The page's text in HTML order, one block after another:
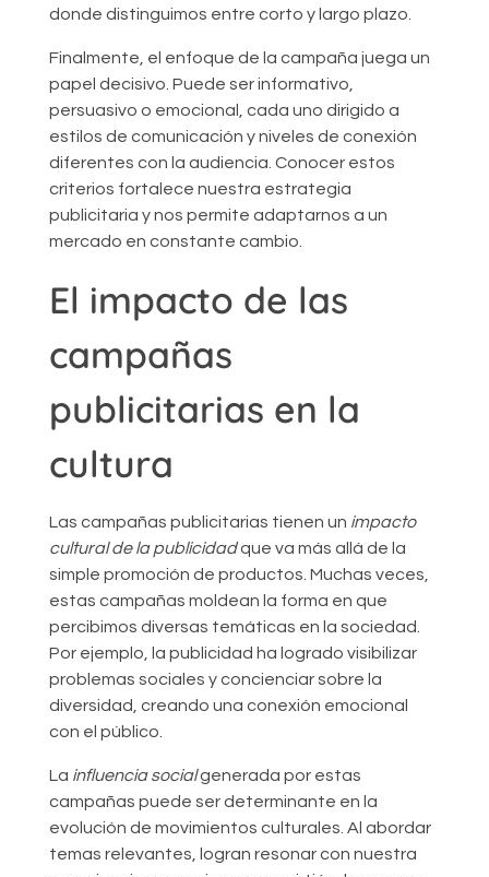
donde distinguimos entre corto y largo plazo.
Finalmente, el enfoque de la campaña juega un
papel decisivo. Puede ser informativo,
persuasivo o emocional, cada uno dirigido a
estilos de comunicación y niveles de conexión
diferentes con la audiencia. Conocer estos
criterios fortalece nuestra estrategia
publicitaria y nos permite adaptarnos a un
mercado en constante cambio.
El impacto de las
campañas
publicitarias en la
cultura
Las campañas publicitarias tienen un impacto
cultural de la publicidadque va más allá de la
simple promoción de productos. Muchas veces,
estas campañas moldean la forma en que
percibimos diversas temáticas en la sociedad.
Por ejemplo, la publicidad ha logrado visibilizar
problemas sociales y concienciar sobre la
diversidad, creando una conexión emocional
con el público.
La influencia socialgenerada por estas
campañas puede ser determinante en la
evolución de movimientos culturales. Al abordar
temas relevantes, logran resonar con nuestra